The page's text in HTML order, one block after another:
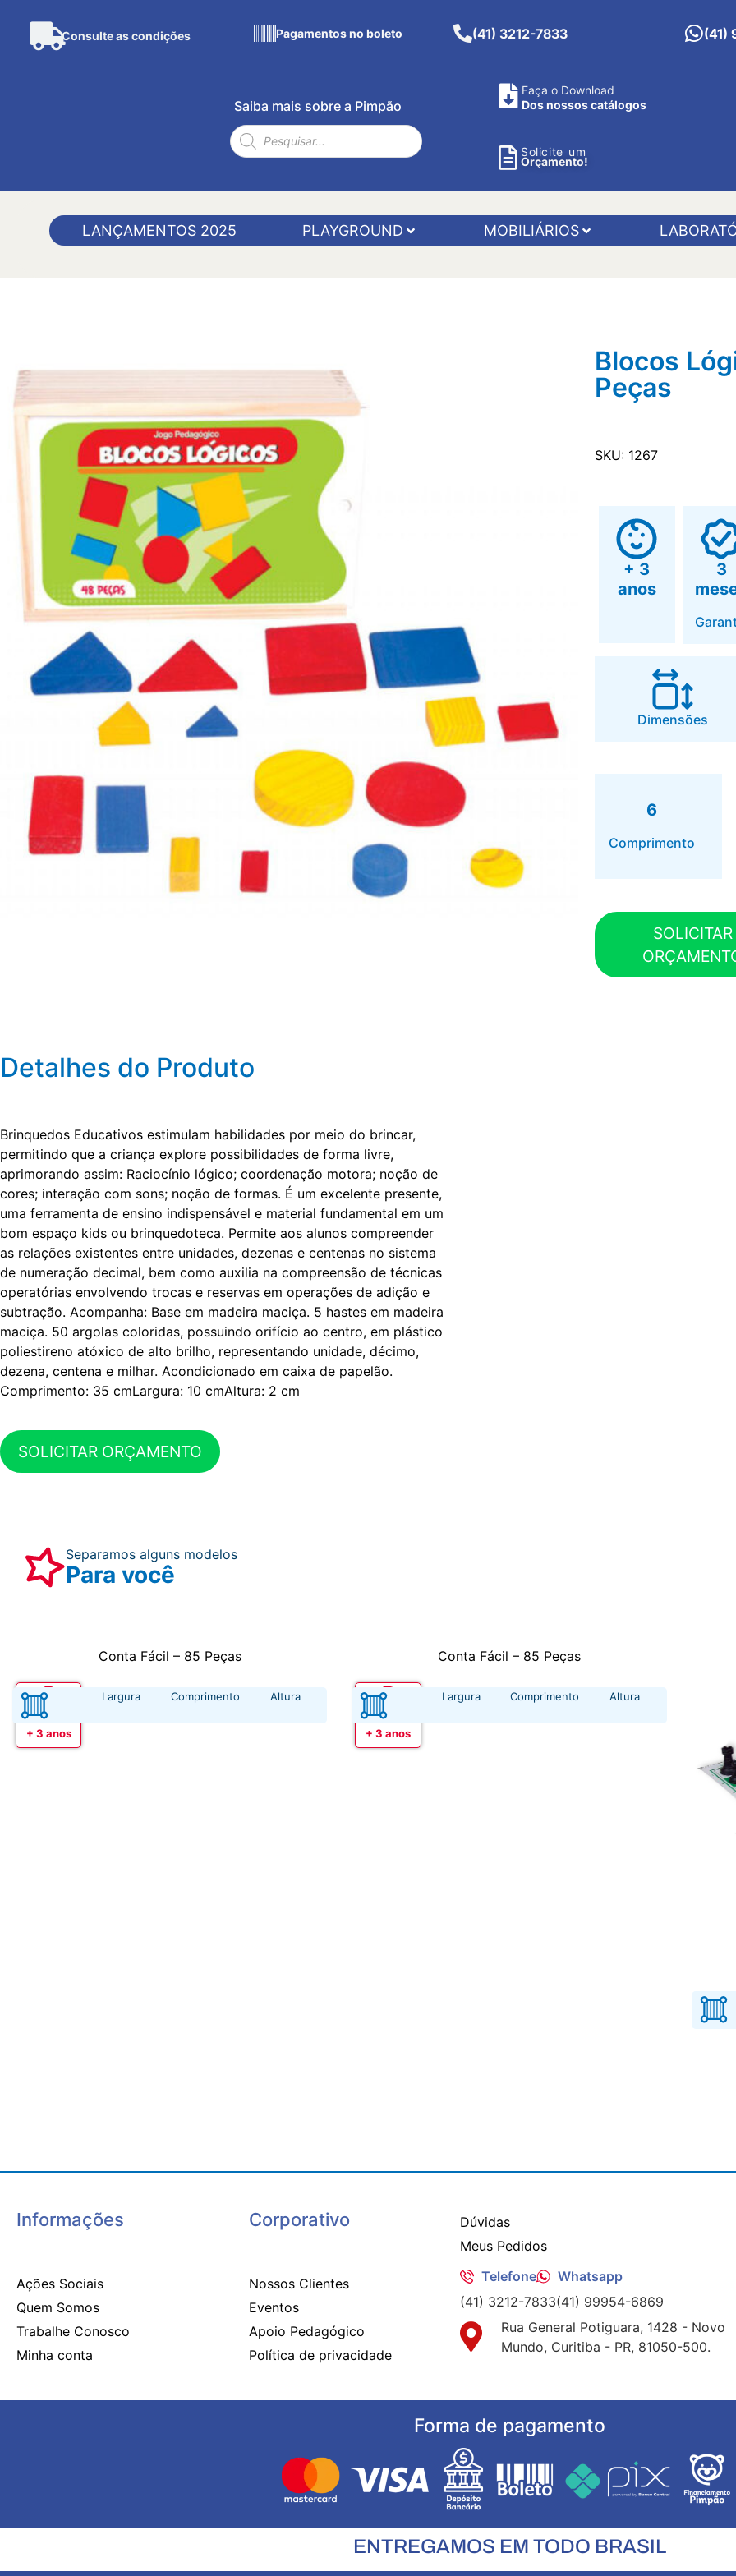
Consulte as condições Pagamentos no boleto (41) 3212-7833 (41)
Saiba mais sobre a Pimpão
Faça o Download
Dos nossos catálogos
Solicite um
Orçamento!
LANÇAMENTOS 2025 PLAYGROUND MOBILIÁRIOS
Blocos
Peças
SKU: 1267
+ 3
anos
3
Dimensões
6
Comprimento
SOLICITAR
Detalhes do Produto
Brinquedos Educativos estimulam habilidades por meio do brincar,
permitindo que a criança explore possibilidades de forma livre,
aprimorando assim: Raciocínio lógico; coordenação motora; noção de
cores; interação com sons; noção de formas. É um excelente presente,
uma ferramenta de ensino indispensável e material fundamental em um
bom espaço kids ou brinquedoteca. Permite aos alunos compreender
as relações existentes entre unidades, dezenas e centenas no sistema
de numeração decimal, bem como auxilia na compreensão de técnicas
operatórias envolvendo trocas e reservas em operações de adição e
subtração. Acompanha: Base em madeira maciça. 5 hastes em madeira
maciça. 50 argolas coloridas, possuindo orifício ao centro, em plástico
poliestireno atóxico de alto brilho, representando unidade, décimo,
dezena, centena e milhar. Acondicionado em caixa de papelão.
Comprimento: 35 cmLargura: 10 cmAltura: 2 cm
SOLICITAR ORÇAMENTO
Separamos alguns modelos
Para você
Idade
+ 3 anos
Conta Fácil – 85 Peças
Largura Comprimento Altura
Idade
+ 3 anos
Conta Fácil – 85 Peças
Largura Comprimento Altura
Informações
Ações Sociais
Quem Somos
Trabalhe Conosco
Minha conta
Corporativo
Nossos Clientes
Eventos
Apoio Pedagógico
Política de privacidade
Dúvidas
Meus Pedidos
Telefone
Whatsapp
(41) 3212-7833(41) 99954-6869
Rua General Potiguara, 1428 - Novo
Mundo, Curitiba - PR, 81050-500.
Forma de pagamento
ENTREGAMOS EM TODO BRASIL